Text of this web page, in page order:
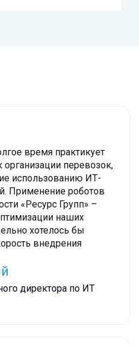
время практикует
перевозок,
использованию ИТ-
Применение роботов
«Ресурс Групп» –
наших
хотелось бы
внедрения
директора по ИТ